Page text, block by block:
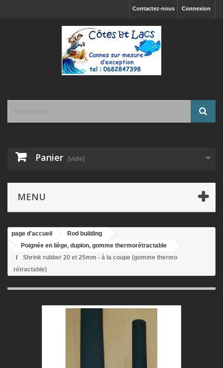
Connexion
Contactez-nous
Panier (vide)
MENU
page d'accueil
Rod building
Poignée en liège, duplon, gomme thermorétractable
Shrink rubber 20 et 25mm - à la coupe (gomme thermo
rétractable)